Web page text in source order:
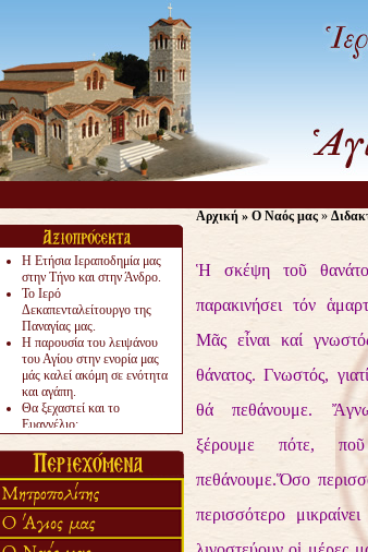
Η Ετήσια Ιεραποδημία μας
στην Τήνο και στην Άνδρο.
Το Ιερό
Δεκαπενταλείτουργο της
Παναγίας μας.
Η παρουσία του λειψάνου
του Αγίου στην ενορία μας
μάς καλεί ακόμη σε ενότητα
και αγάπη.
Θα ξεχαστεί και το
Ευαγγέλιο;
«πολύ αργά».
Ζητείται....
Αρχική» Ο Ναός μας»
Ἡ σκέψη τοῦ
παρακινήσει τόν
Μᾶς εἶναι καί
θάνατος. Γνωστός,
θά πεθάνουμε.
ξέρουμε πότε,
πεθάνουμε.Ὅσο
περισσότερο